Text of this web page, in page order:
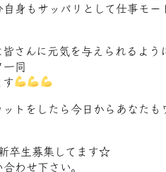
自身もサッパリとして仕事モー
さんに元気を与えられるよう
一同
す
ットをしたら今日からあなたも
卒生募集してます☆
わせ下さい。